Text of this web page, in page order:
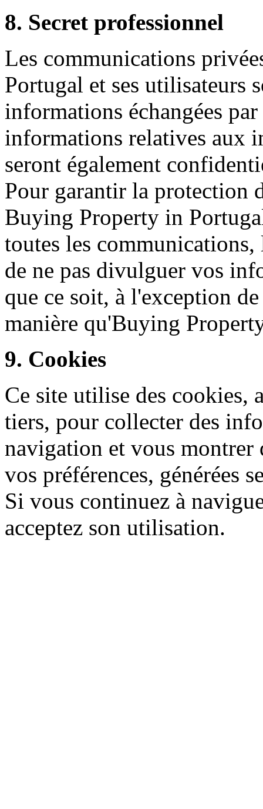
8. Secret professionnel
Les communications
Portugal et ses utilisateurs
informations échangées
informations relatives aux
seront également
Pour garantir la protection
Buying Property in
toutes les communications,
de ne pas divulguer vos
que ce soit, à l'exception
manière qu'Buying
9. Cookies
Ce site utilise des cookies,
tiers, pour collecter des
navigation et vous montrer
vos préférences, générées
Si vous continuez à
acceptez son utilisation.